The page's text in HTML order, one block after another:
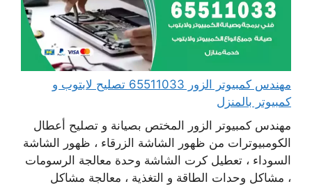
مهندس كمبيوتر الزور 65511033 تصليح لابتوب و
كمبيوتر بالمنزل
مهندس كمبيوتر الزور المختص بصيانة و تصليح أعطال
الكومبيوترات من ظهور الشاشة الزرقاء ، ظهور الشاشة
السوداء ، تعطيل كرت الشاشة وحدة معالجة الرسومات
، مشاكل وحدات الطاقة و التغذية ، معالجة مشاكل